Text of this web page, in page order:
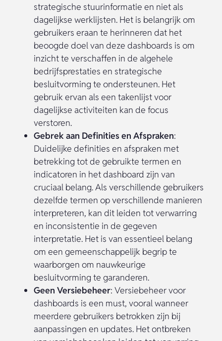
strategische stuurinformatie en niet als
dagelijkse werklijsten. Het is belangrijk om
gebruikers eraan te herinneren dat het
beoogde doel van deze dashboards is om
inzicht te verschaffen in de algehele
bedrijfsprestaties en strategische
besluitvorming te ondersteunen. Het
gebruik ervan als een takenlijst voor
dagelijkse activiteiten kan de focus
verstoren.
Gebrek aan Definities en Afspraken:
Duidelijke definities en afspraken met
betrekking tot de gebruikte termen en
indicatoren in het dashboard zijn van
cruciaal belang. Als verschillende gebruikers
dezelfde termen op verschillende manieren
interpreteren, kan dit leiden tot verwarring
en inconsistentie in de gegeven
interpretatie. Het is van essentieel belang
om een gemeenschappelijk begrip te
waarborgen om nauwkeurige
besluitvorming te garanderen.
Geen Versiebeheer: Versiebeheer voor
dashboards is een must, vooral wanneer
meerdere gebruikers betrokken zijn bij
aanpassingen en updates. Het ontbreken